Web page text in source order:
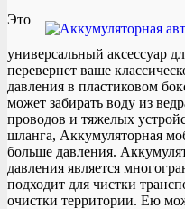
Это
универсальный аксессуар
перевернет ваше
давления в пластиковом
может забирать воду из
проводов и тяжелых
шланга, Аккумуляторная
больше давления.
давления является
подходит для чистки
очистки территории. Ею